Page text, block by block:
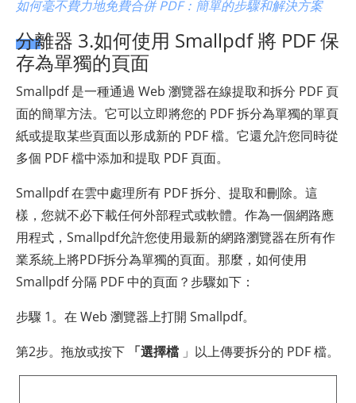
如何毫不費力地免費合併 PDF：簡單的步驟和解決方案
分離器 3.如何使用 Smallpdf 將 PDF 保
存為單獨的頁面
Smallpdf 是一種通過 Web 瀏覽器在線提取和拆分 PDF 頁
面的簡單方法。它可以立即將您的 PDF 拆分為單獨的單頁
紙或提取某些頁面以形成新的 PDF 檔。它還允許您同時從
多個 PDF 檔中添加和提取 PDF 頁面。
Smallpdf 在雲中處理所有 PDF 拆分、提取和刪除。這
樣，您就不必下載任何外部程式或軟體。作為一個網路應
用程式，Smallpdf允許您使用最新的網路瀏覽器在所有作
業系統上將PDF拆分為單獨的頁面。那麼，如何使用
Smallpdf 分隔 PDF 中的頁面？步驟如下：
步驟 1。在 Web 瀏覽器上打開 Smallpdf。
第2步。拖放或按下 「選擇檔 」以上傳要拆分的 PDF 檔。